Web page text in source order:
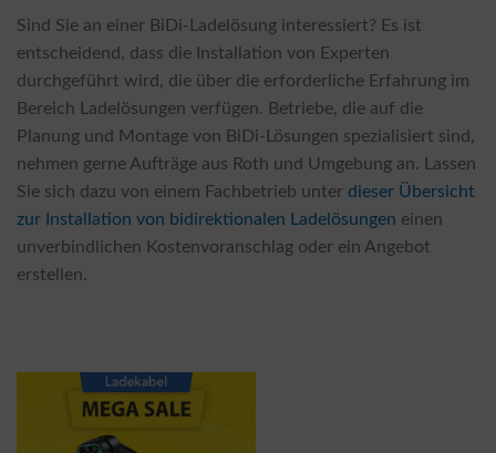
Sind Sie an einer BiDi-Ladelösung interessiert? Es ist
entscheidend, dass die Installation von Experten
durchgeführt wird, die über die erforderliche Erfahrung im
Bereich Ladelösungen verfügen. Betriebe, die auf die
Planung und Montage von BiDi-Lösungen spezialisiert sind,
nehmen gerne Aufträge aus Roth und Umgebung an. Lassen
Sie sich dazu von einem Fachbetrieb unter dieser Übersicht
zur Installation von bidirektionalen Ladelösungen einen
unverbindlichen Kostenvoranschlag oder ein Angebot
erstellen.